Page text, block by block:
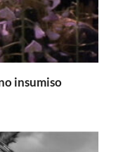
insumiso